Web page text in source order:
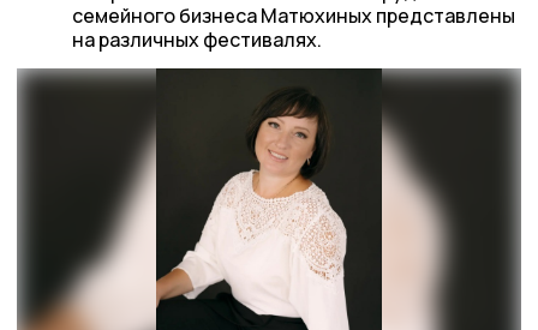
семейного бизнеса Матюхиных представлены
на различных фестивалях.